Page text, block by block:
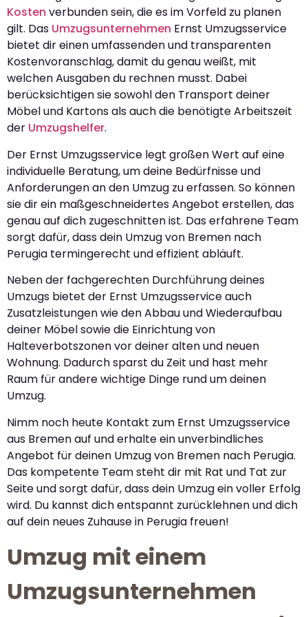
Kosten verbunden sein, die es im Vorfeld zu planen
gilt. Das Umzugsunternehmen Ernst Umzugsservice
bietet dir einen umfassenden und transparenten
Kostenvoranschlag, damit du genau weißt, mit
welchen Ausgaben du rechnen musst. Dabei
berücksichtigen sie sowohl den Transport deiner
Möbel und Kartons als auch die benötigte Arbeitszeit
der Umzugshelfer.
Der Ernst Umzugsservice legt großen Wert auf eine
individuelle Beratung, um deine Bedürfnisse und
Anforderungen an den Umzug zu erfassen. So können
sie dir ein maßgeschneidertes Angebot erstellen, das
genau auf dich zugeschnitten ist. Das erfahrene Team
sorgt dafür, dass dein Umzug von Bremen nach
Perugia termingerecht und effizient abläuft.
Neben der fachgerechten Durchführung deines
Umzugs bietet der Ernst Umzugsservice auch
Zusatzleistungen wie den Abbau und Wiederaufbau
deiner Möbel sowie die Einrichtung von
Halteverbotszonen vor deiner alten und neuen
Wohnung. Dadurch sparst du Zeit und hast mehr
Raum für andere wichtige Dinge rund um deinen
Umzug.
Nimm noch heute Kontakt zum Ernst Umzugsservice
aus Bremen auf und erhalte ein unverbindliches
Angebot für deinen Umzug von Bremen nach Perugia.
Das kompetente Team steht dir mit Rat und Tat zur
Seite und sorgt dafür, dass dein Umzug ein voller Erfolg
wird. Du kannst dich entspannt zurücklehnen und dich
auf dein neues Zuhause in Perugia freuen!
Umzug mit einem
Umzugsunternehmen